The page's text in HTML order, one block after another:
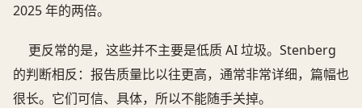
2025 年的两倍。
更反常的是，这些并不主要是低质 AI 垃圾。Stenberg
的判断相反：报告质量比以往更高，通常非常详细，篇幅也
很长。它们可信、具体，所以不能随手关掉。